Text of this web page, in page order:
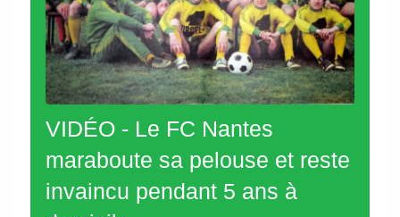
VIDÉO - Le FC Nantes
maraboute sa pelouse et reste
invaincu pendant 5 ans à